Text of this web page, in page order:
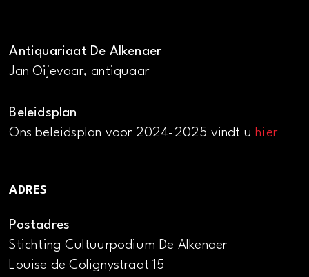
Antiquariaat De Alkenaer
Jan Oijevaar, antiquaar
Beleidsplan
Ons beleidsplan voor 2024-2025 vindt uhier
ADRES
Postadres
Stichting Cultuurpodium De Alkenaer
Louise de Colignystraat 15